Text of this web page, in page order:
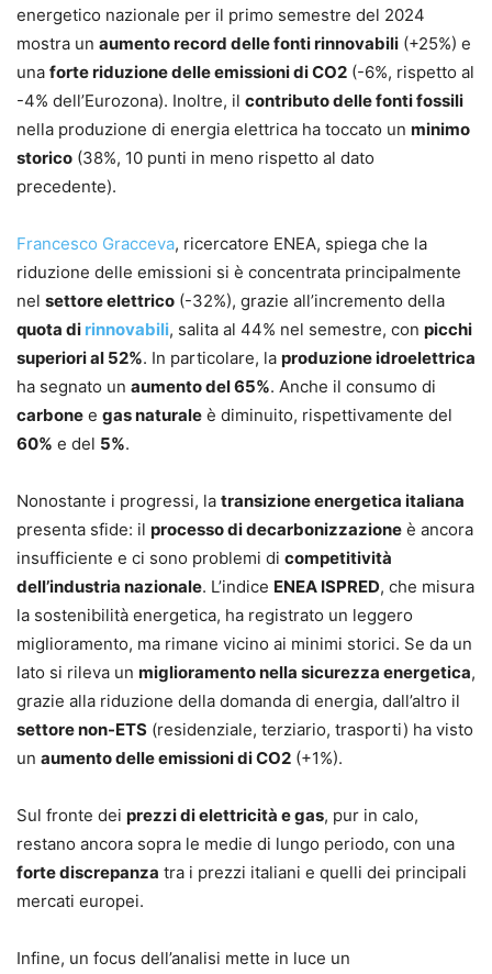
energetico nazionale per il primo semestre del 2024
mostra un aumento record delle fonti rinnovabili (+25%) e
una forte riduzione delle emissioni di CO2 (-6%, rispetto al
-4% dell’Eurozona). Inoltre, il contributo delle fonti fossili
nella produzione di energia elettrica ha toccato un minimo
storico (38%, 10 punti in meno rispetto al dato
precedente).
Francesco Gracceva, ricercatore ENEA, spiega che la
riduzione delle emissioni si è concentrata principalmente
nel settore elettrico (-32%), grazie all’incremento della
quota di rinnovabili, salita al 44% nel semestre, con picchi
superiori al 52%. In particolare, la produzione idroelettrica
ha segnato un aumento del 65%. Anche il consumo di
carbone e gas naturale è diminuito, rispettivamente del
60% e del 5%.
Nonostante i progressi, la transizione energetica italiana
presenta sfide: il processo di decarbonizzazione è ancora
insufficiente e ci sono problemi di competitività
dell’industria nazionale. L’indice ENEA ISPRED, che misura
la sostenibilità energetica, ha registrato un leggero
miglioramento, ma rimane vicino ai minimi storici. Se da un
lato si rileva un miglioramento nella sicurezza energetica,
grazie alla riduzione della domanda di energia, dall’altro il
settore non-ETS (residenziale, terziario, trasporti) ha visto
un aumento delle emissioni di CO2 (+1%).
Sul fronte dei prezzi di elettricità e gas, pur in calo,
restano ancora sopra le medie di lungo periodo, con una
forte discrepanza tra i prezzi italiani e quelli dei principali
mercati europei.
Infine, un focus dell’analisi mette in luce un